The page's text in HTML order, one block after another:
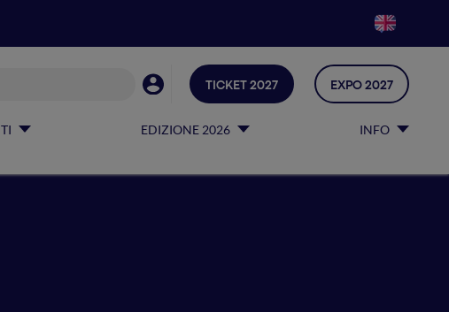
EDIZIONE 2026 INFO
TICKET 2027 EXPO 2027